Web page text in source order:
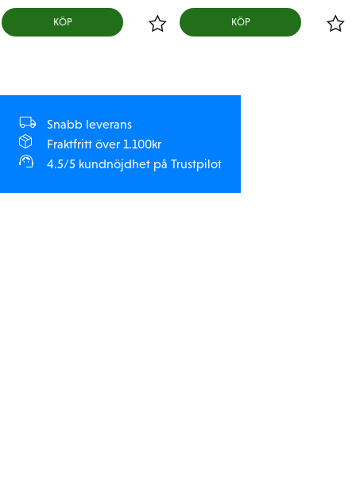
KÖP KÖP
Snabb leverans
Fraktfritt över 1.100kr
4.5/5 kundnöjdhet på Trustpilot